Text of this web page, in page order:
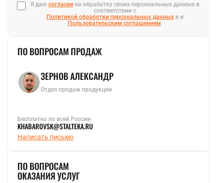
Я даю согласиена обработку своих персональных данных в
соответствии с
Политикой обработки персональных данныхв и
Пользовательским соглашением.
ПО ВОПРОСАМ ПРОДАЖ
ЗЕРНОВ АЛЕКСАНДР
Отдел продаж продукции
Бесплатно по всей России
KHABAROVSK@STALTEKA.RU
Написать письмо
ПО ВОПРОСАМ
ОКАЗАНИЯ УСЛУГ